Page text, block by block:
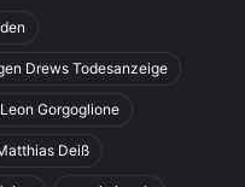
Drews Todesanzeige
Gorgoglione
Deiß